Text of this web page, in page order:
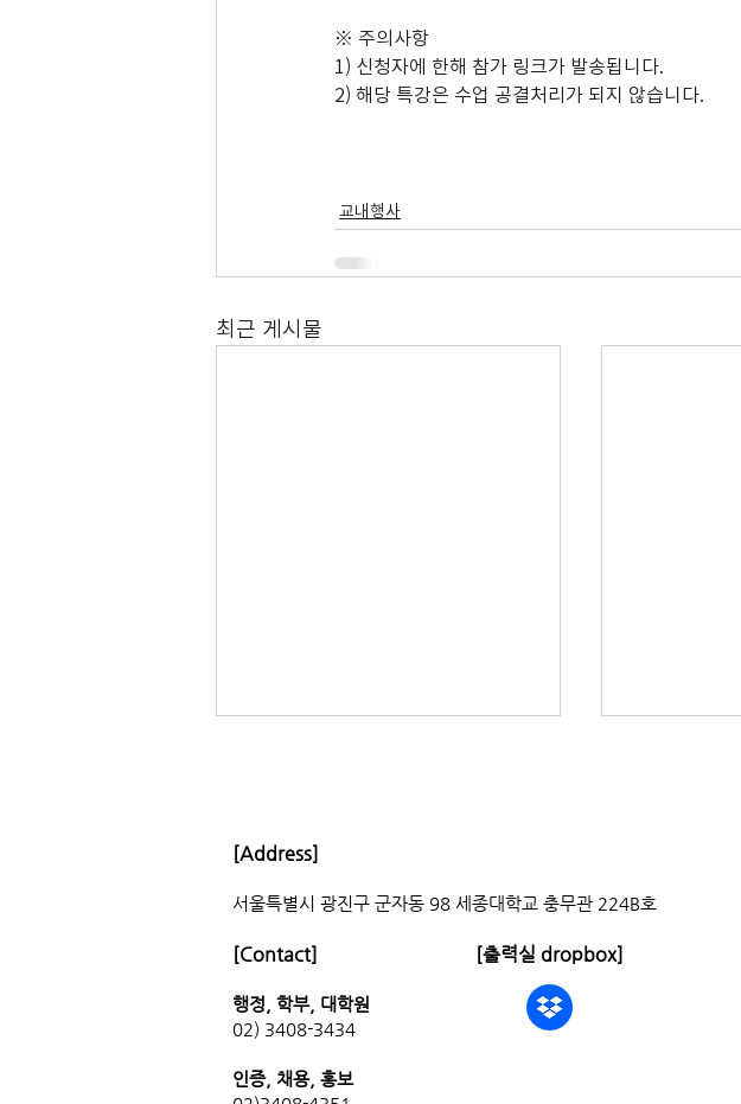
※ 주의사항
1) 신청자에 한해 참가 링크가 발송됩니다.
2) 해당 특강은 수업 공결처리가 되지 않습니다.
교내행사
최근 게시물
2024-1 학습 컨설팅, 학습 공동
체 모집
축학과 졸업
[Address]
서울특별시 광진구 군자동 98 세종대학교 충무관 224B호
[Contact]
행정, 학부, 대학원
02) 3408-3434
인증, 채용, 홍보
[출력실 dropbox]